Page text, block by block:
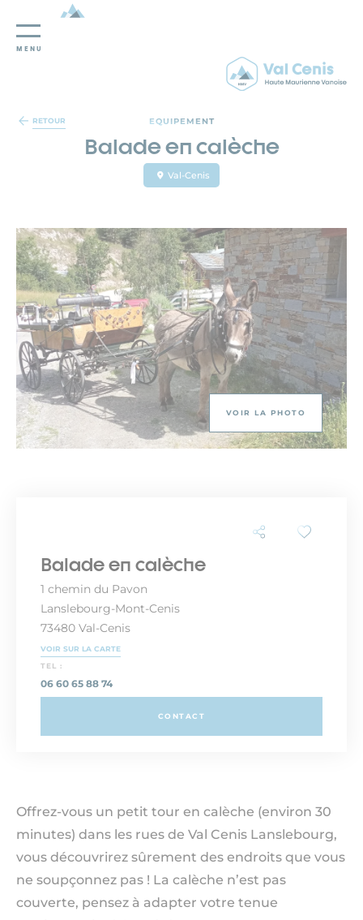
Panneau de gestion des cookies
MENU
RETOUR EQUIPEMENT
Balade en calèche
Val-Cenis
VOIR LA PHOTO
Offrez-vous un petit tour en calèche (environ 30
minutes) dans les rues de Val Cenis Lanslebourg,
vous découvrirez sûrement des endroits que vous
ne soupçonnez pas ! La calèche n’est pas
couverte, pensez à adapter votre tenue
Balade en calèche
1 chemin du Pavon
Lanslebourg-Mont-Cenis
73480 Val-Cenis
VOIR SUR LA CARTE
TEL :
06 60 65 88 74
CONTACT